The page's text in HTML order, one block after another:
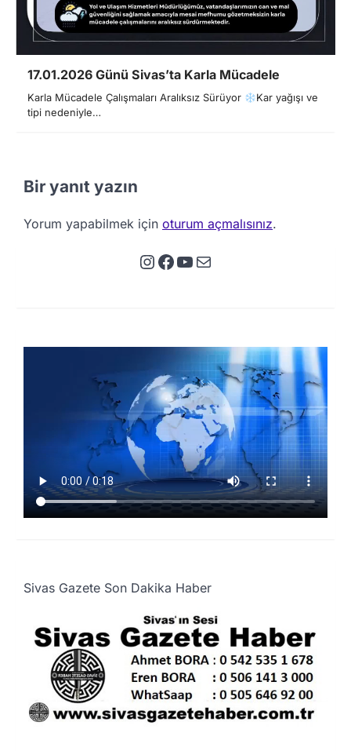
17.01.2026 Günü Sivas’ta Karla Mücadele
Karla Mücadele Çalışmaları Aralıksız Sürüyor
Kar yağışı ve
tipi nedeniyle…
Bir yanıt yazın
Yorum yapabilmek için oturum açmalısınız.
Instagram
Facebook
YouTube
E-posta
Sivas Gazete Son Dakika Haber